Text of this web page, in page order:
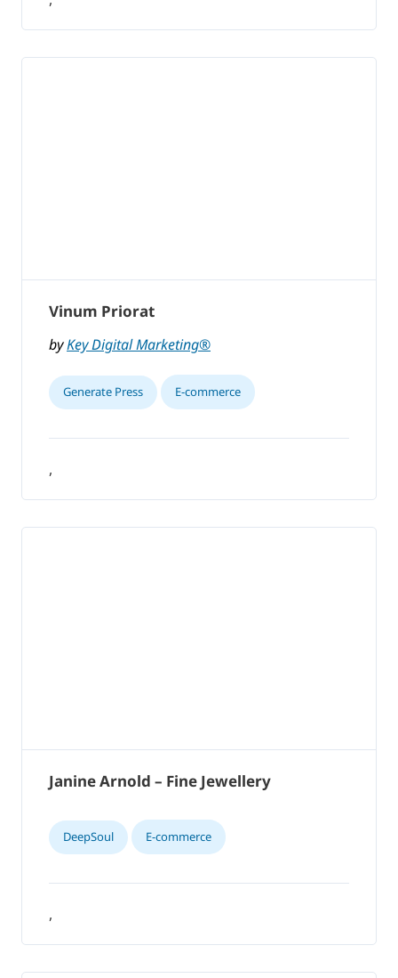
Vinum Priorat
byKey Digital Marketing®
Generate Press E-commerce
,
Janine Arnold – Fine Jewellery
DeepSoul E-commerce
,